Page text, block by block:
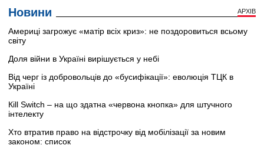
Новини АРХІВ
Америці загрожує «матір всіх криз»: не поздоровиться всьому
світу
Доля війни в Україні вирішується у небі
Від черг із добровольців до «бусифікації»: еволюція ТЦК в
Україні
Кill Switch – на що здатна «червона кнопка» для штучного
інтелекту
Хто втратив право на відстрочку від мобілізації за новим
законом: список